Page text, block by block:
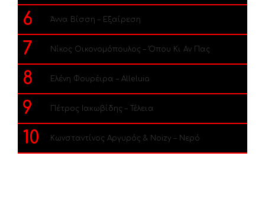
6 Άννα Βίσση – Εξαίρεση
7 Νίκος Οικονομόπουλος – Όπου Κι Αν Πας
8 Ελένη Φουρέιρα – Alleluia
9 Πέτρος Ιακωβίδης – Τέλεια
10 Κωνσταντίνος Αργυρός & Noizy – Νερό